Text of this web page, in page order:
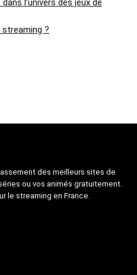
l’univers des jeux de
?
des meilleurs sites de
ou vos animés gratuitement.
le streaming en France.